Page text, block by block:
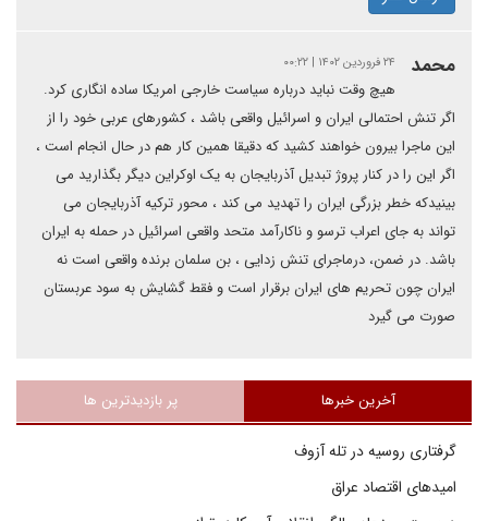
محمد ۲۴ فروردین ۱۴۰۲ | ۰۰:۲۲
هیچ وقت نباید درباره سیاست خارجی امریکا ساده انگاری کرد.
اگر تنش احتمالی ایران و اسرائیل واقعی باشد ، کشورهای عربی خود را از
این ماجرا بیرون خواهند کشید که دقیقا همین کار هم در حال انجام است ،
اگر این را در کنار پروژ تبدیل آذربایجان به یک اوکراین دیگر بگذارید می
بینیدکه خطر بزرگی ایران را تهدید می کند ، محور ترکیه آذربایجان می
تواند به جای اعراب ترسو و ناکارآمد متحد واقعی اسرائیل در حمله به ایران
باشد. در ضمن، درماجرای تنش زدایی ، بن سلمان برنده واقعی است نه
ایران چون تحریم های ایران برقرار است و فقط گشایش به سود عربستان
صورت می گیرد
آخرین خبرها پر بازدیدترین ها
گرفتاری روسیه در تله آزوف
امیدهای اقتصاد عراق